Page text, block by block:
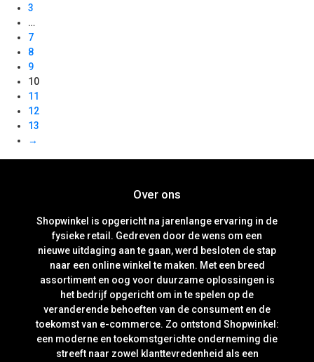
3
…
7
8
9
10
11
12
13
→
Over ons
Shopwinkel is opgericht na jarenlange ervaring in de
fysieke retail. Gedreven door de wens om een
nieuwe uitdaging aan te gaan, werd besloten de stap
naar een online winkel te maken. Met een breed
assortiment en oog voor duurzame oplossingen is
het bedrijf opgericht om in te spelen op de
veranderende behoeften van de consument en de
toekomst van e-commerce. Zo ontstond Shopwinkel:
een moderne en toekomstgerichte onderneming die
streeft naar zowel klanttevredenheid als een